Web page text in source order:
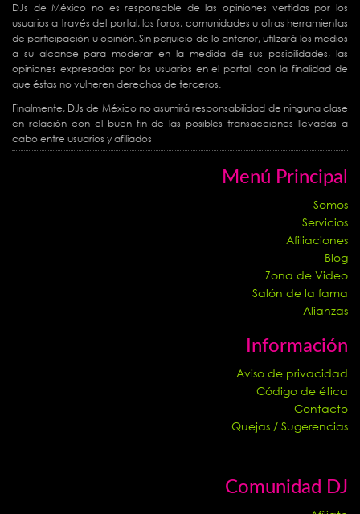
DJs de México no es responsable de las opiniones vertidas por los
usuarios a través del portal, los foros, comunidades u otras herramientas
de participación u opinión. Sin perjuicio de lo anterior, utilizará los medios
a su alcance para moderar en la medida de sus posibilidades, las
opiniones expresadas por los usuarios en el portal, con la finalidad de
que éstas no vulneren derechos de terceros.
Finalmente, DJs de México no asumirá responsabilidad de ninguna clase
en relación con el buen fin de las posibles transacciones llevadas a
cabo entre usuarios y afiliados
Menú Principal
Somos
Servicios
Afiliaciones
Blog
Zona de Video
Salón de la fama
Alianzas
Información
Aviso de privacidad
Código de ética
Contacto
Quejas / Sugerencias
Comunidad DJ